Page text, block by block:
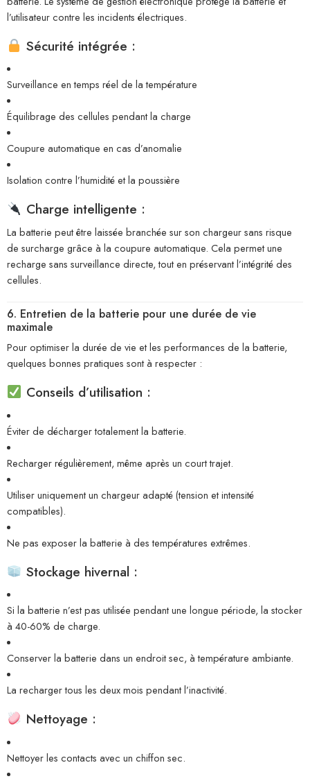
l’utilisateur contre les incidents électriques.
Sécurité intégrée :
Surveillance en temps réel de la température
Équilibrage des cellules pendant la charge
Coupure automatique en cas d’anomalie
Isolation contre l’humidité et la poussière
Charge intelligente :
La batterie peut être laissée branchée sur son chargeur sans risque
de surcharge grâce à la coupure automatique. Cela permet une
recharge sans surveillance directe, tout en préservant l’intégrité des
cellules.
6. Entretien de la batterie pour une durée de vie
maximale
Pour optimiser la durée de vie et les performances de la batterie,
quelques bonnes pratiques sont à respecter :
Conseils d’utilisation :
Éviter de décharger totalement la batterie.
Recharger régulièrement, même après un court trajet.
Utiliser uniquement un chargeur adapté (tension et intensité
compatibles).
Ne pas exposer la batterie à des températures extrêmes.
Stockage hivernal :
Si la batterie n’est pas utilisée pendant une longue période, la stocker
à 40-60% de charge.
Conserver la batterie dans un endroit sec, à température ambiante.
La recharger tous les deux mois pendant l’inactivité.
Nettoyage :
Nettoyer les contacts avec un chiffon sec.